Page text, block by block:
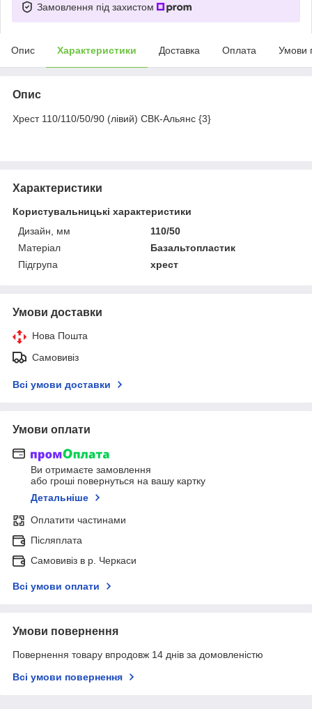
Замовлення під захистом
Опис Характеристики Доставка Оплата Умови
Опис
Хрест 110/110/50/90 (лівий) СВК-Альянс {3}
Характеристики
Користувальницькі характеристики
Дизайн, мм
110/50
Матеріал
Базальтопластик
Підгрупа
хрест
Умови доставки
Нова Пошта
Самовивіз
Всі умови доставки
Умови оплати
Ви отримаєте замовлення
або гроші повернуться на вашу картку
Детальніше
Оплатити частинами
Післяплата
Самовивіз в р. Черкаси
Всі умови оплати
Умови повернення
Повернення товару впродовж 14 днів за домовленістю
Всі умови повернення